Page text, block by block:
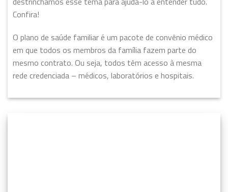
Confira!
O plano de saúde familiar é um pacote de convênio médico
em que todos os membros da família fazem parte do
mesmo contrato. Ou seja, todos têm acesso à mesma
rede credenciada – médicos, laboratórios e hospitais.